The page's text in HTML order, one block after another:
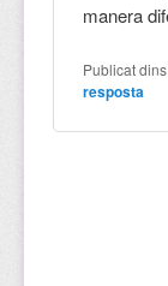
manera
Publicat
resposta